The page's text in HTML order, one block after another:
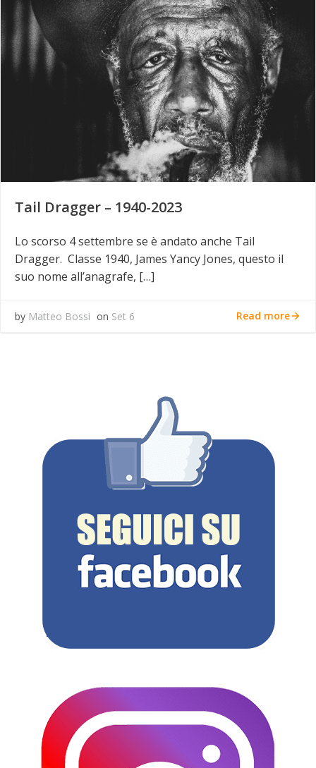
Tail Dragger – 1940-2023
Lo scorso 4 settembre se è andato anche Tail
Dragger. Classe 1940, James Yancy Jones, questo il
suo nome all’anagrafe, […]
by Matteo Bossi on Set 6 Read more